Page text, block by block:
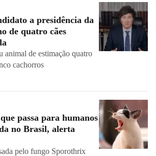
a presidência da
de quatro cães
animal de estimação quatro
cachorros
passa para humanos
no Brasil, alerta
pelo fungo Sporothrix